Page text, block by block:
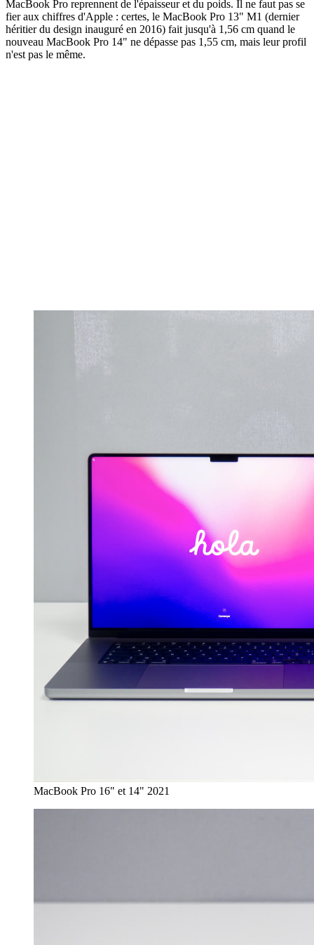
MacBook Pro reprennent de l'épaisseur et du poids. Il ne faut pas se
fier aux chiffres d'Apple : certes, le MacBook Pro 13" M1 (dernier
héritier du design inauguré en 2016) fait jusqu'à 1,56 cm quand le
nouveau MacBook Pro 14" ne dépasse pas 1,55 cm, mais leur profil
n'est pas le même.
MacBook Pro 16" et 14" 2021